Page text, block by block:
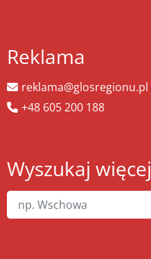
Reklama
reklama@glosregionu.pl
+48 605 200 188
Wyszukaj więcej